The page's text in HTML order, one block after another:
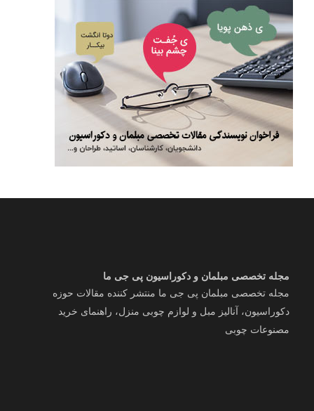
مجله تخصصی مبلمان و دکوراسیون پی جی ما
مجله تخصصی مبلمان پی جی ما منتشر کننده مقالات حوزه
دکوراسیون، آنالیز مبل و لوازم چوبی منزل، راهنمای خرید
مصنوعات چوبی